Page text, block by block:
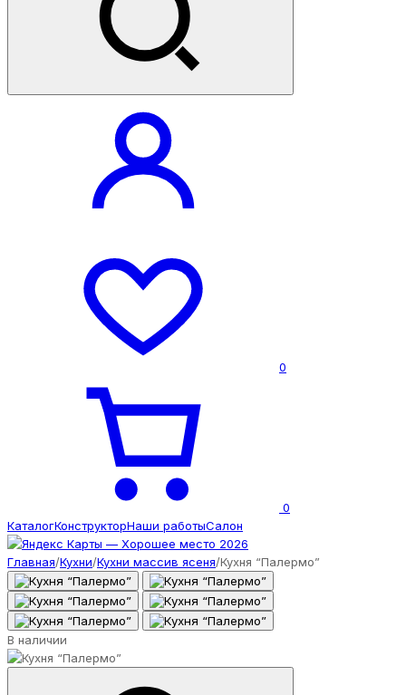
0
0
КаталогКонструкторНаши работыСалон
Главная/Кухни/Кухни массив ясеня/Кухня “Палермо”
В наличии